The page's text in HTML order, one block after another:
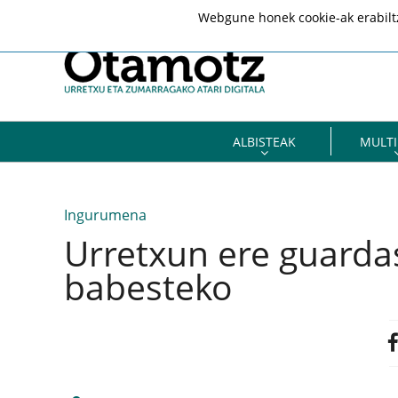
ALBISTEAK
Ingurumena
Urretxun ere
babesteko
Webgune honek cookie-ak